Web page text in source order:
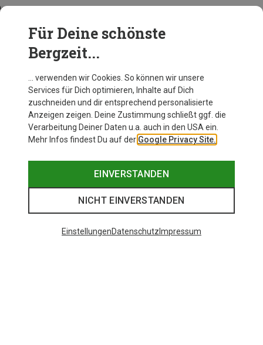
aus dem Testbericht im Bergzeit Magazin
Zur Produktseite
Für Deine schönste
Bergzeit...
… verwenden wir Cookies. So können wir unsere
Services für Dich optimieren, Inhalte auf Dich
zuschneiden und dir entsprechend personalisierte
Anzeigen zeigen. Deine Zustimmung schließt ggf. die
Verarbeitung Deiner Daten u.a. auch in den USA ein.
Mehr Infos findest Du auf der Google Privacy Site.
EINVERSTANDEN
NICHT EINVERSTANDEN
EinstellungenDatenschutz Impressum